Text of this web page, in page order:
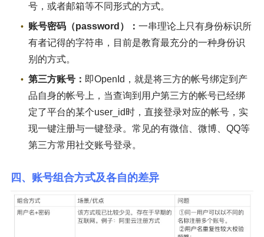
号，或者邮箱等不同形式的方式。
账号密码（password）： 一串理论上只有身份标识所
有者记得的字符串，目前是教育最充分的一种身份识
别的方式。
第三方账号： 即OpenId，就是将三方的帐号绑定到产
品自身的帐号上，当查询到用户第三方的帐号已经绑
定了平台的某个user_id时，直接登录对应的帐号，实
现一键注册与一键登录。常见的有微信、微博、QQ等
第三方常用社交账号登录。
四、账号组合方式及各自的差异